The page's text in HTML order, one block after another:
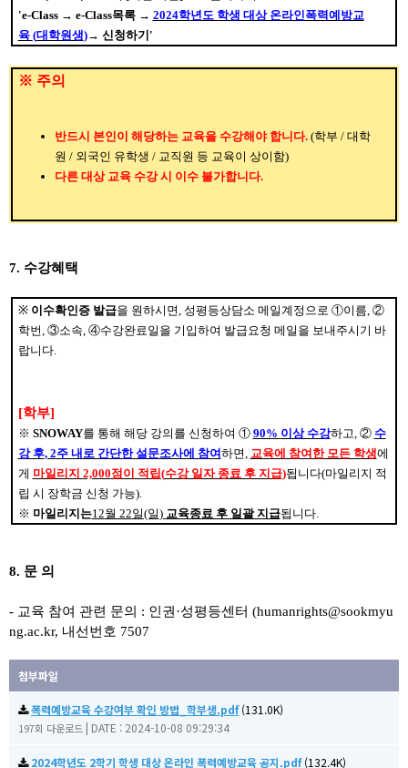
'e-Class → e-Class목록 → 2024학년도 학생 대상 온라인폭력예방교
육 (대학원생)→ 신청하기'
※ 주의
반드시 본인이 해당하는 교육을 수강해야 합니다. (학부 / 대학
원 / 외국인 유학생 / 교직원 등 교육이 상이함)
다른 대상 교육 수강 시 이수 불가합니다.
7. 수강혜택
※ 이수확인증 발급을 원하시면 성평등상담소 메일계정으로 ①이름 ②
학번 ③소속 ④수강완료일을 기입하여 발급요청 메일을 보내주시기 바
랍니다.
[학부]
※ SNOWAY를 통해 해당 강의를 신청하여 ① 90% 이상 수강하고 ② 수
강 후, 2주 내로 간단한 설문조사에 참여하면 교육에 참여한 모든 학생에
게 마일리지 2,000점이 적립(수강 일자 종료 후 지급)됩니다(마일리지 적
립 시 장학금 신청 가능).
※ 마일리지는12월 22일(일) 교육종료 후 일괄 지급됩니다.
8. 문 의
- 교육 참여 관련 문의 : 인권·성평등센터 (humanrights@sookmyu
ng.ac.kr, 내선번호 7507
첨부파일
폭력예방교육 수강여부 확인 방법_학부생.pdf(131.0K)
197회 다운로드 | DATE : 2024-10-08 09:29:34
2024학년도 2학기 학생 대상 온라인 폭력예방교육 공지.pdf(132.4K)